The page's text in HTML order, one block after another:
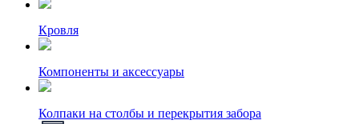
Кровля
Компоненты и аксессуары
Колпаки на столбы и перекрытия забора